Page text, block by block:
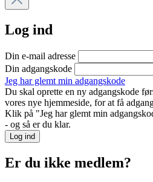
Log ind
Din e-mail adresse
Din adgangskode
Jeg har glemt min adgangskode
Du skal oprette en ny adgangskode
vores nye hjemmeside, for at få
Klik på "Jeg har glemt min
- og så er du klar.
Log ind
Er du ikke medlem?